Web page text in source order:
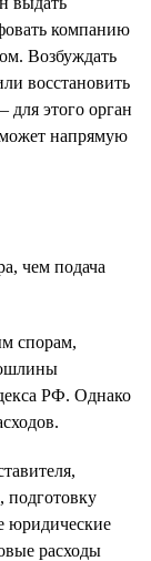
компанию
Возбуждать
восстановить
для этого орган
может напрямую
чем подача
спорам,
РФ. Однако
подготовку
юридические
расходы